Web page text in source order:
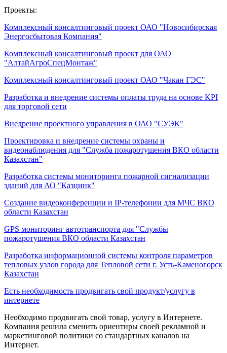
Проекты:
Комплексный консалтинговый проект ОАО "Новосибирская
Энергосбытовая Компания"
Комплексный консалтинговый проект для ОАО
"АлтайАгроСпецМонтаж"
Комплексный консалтинговый проект ОАО "Чакан ГЭС"
Разработка и внедрение системы оплаты труда на основе KPI
для торговой сети
Внедрение проектного управления в ОАО "СУЭК"
Проектировка и внедрение системы охраны и
видеонаблюдения для "Служба пожаротушения ВКО области
Казахстан"
Разработка системы мониторинга пожарной сигнализации
зданий для АО "Казцинк"
Создание видеоконференции и IP-телефонии для МЧС ВКО
области Казахстан
GPS мониторинг автотранспорта для "Службы
пожаротушения ВКО области Казахстан
Разработка информационной системы контроля параметров
тепловых узлов города для Тепловой сети г. Усть-Каменогорск
Казахстан
Есть необходимость продвигать свой продукт/услугу в
интернете
Необходимо продвигать свой товар, услугу в Интернете.
Компания решила сменить ориентиры своей рекламной и
маркетинговой политики со стандартных каналов на
Интернет.